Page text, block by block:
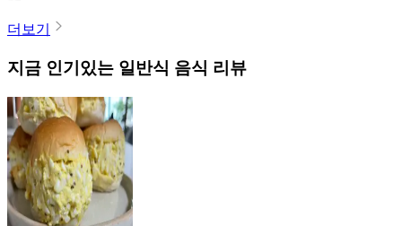
더보기
지금 인기있는 일반식 음식 리뷰